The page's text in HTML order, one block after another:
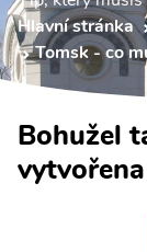
Hlavní stránka
Tomsk - co
Bohužel